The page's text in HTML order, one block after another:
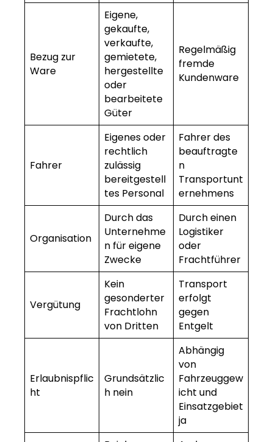
Bezug zur
Ware
Eigene,
gekaufte,
verkaufte,
gemietete,
hergestellte
oder
bearbeitete
Güter
Regelmäßig
fremde
Kundenware
Fahrer
Eigenes oder
rechtlich
zulässig
bereitgestell
tes Personal
Fahrer des
beauftragte
n
Transportunt
ernehmens
Organisation
Durch das
Unternehme
n für eigene
Zwecke
Durch einen
Logistiker
oder
Frachtführer
Vergütung
Kein
gesonderter
Frachtlohn
von Dritten
Transport
erfolgt
gegen
Entgelt
Erlaubnispflic
ht
Grundsätzlic
h nein
Abhängig
von
Fahrzeuggew
icht und
Einsatzgebiet
ja